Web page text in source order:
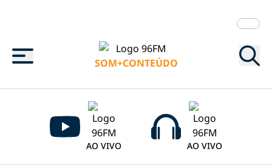
Menu
SOM+CONTEÚDO
AO VIVO AO VIVO